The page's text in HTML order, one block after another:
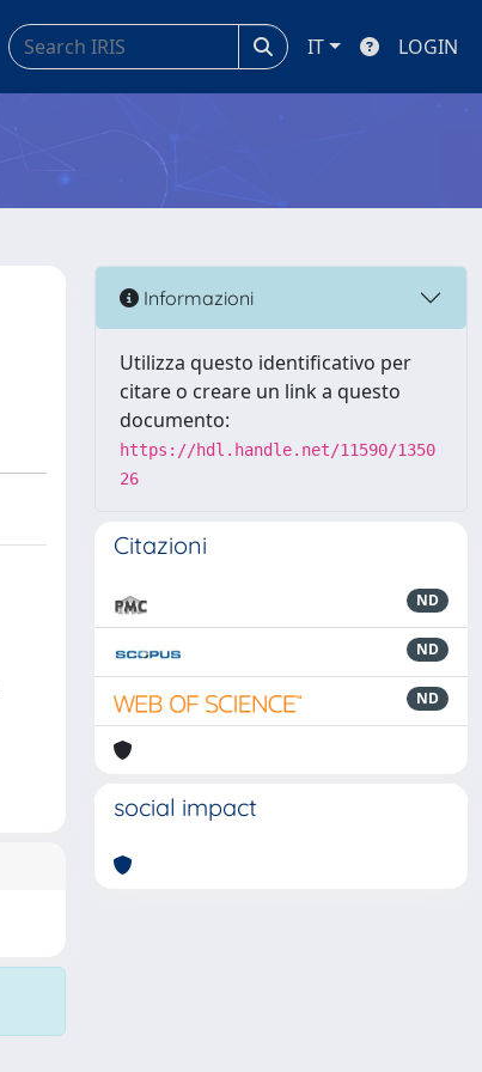
IT LOGIN
Informazioni
Utilizza questo identificativo per
citare o creare un link a questo
documento:
https://hdl.handle.net/11590/1350
26
Citazioni
ND
ND
ND
social impact